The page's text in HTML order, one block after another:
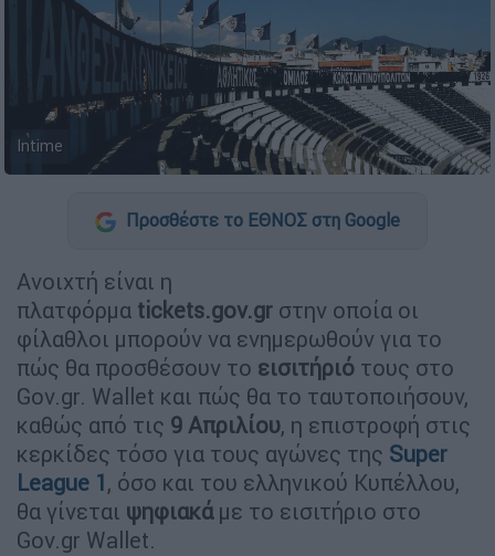
Intime
Προσθέστε το ΕΘΝΟΣ στη Google
Ανοιχτή είναι η
πλατφόρμα tickets.gov.gr στην οποία οι
φίλαθλοι μπορούν να ενημερωθούν για το
πώς θα προσθέσουν το εισιτήριό τους στο
Gov.gr. Wallet και πώς θα το ταυτοποιήσουν,
καθώς από τις 9 Απριλίου, η επιστροφή στις
κερκίδες τόσο για τους αγώνες της Super
League 1, όσο και του ελληνικού Κυπέλλου,
θα γίνεται ψηφιακάμε το εισιτήριο στο
Gov.gr Wallet.